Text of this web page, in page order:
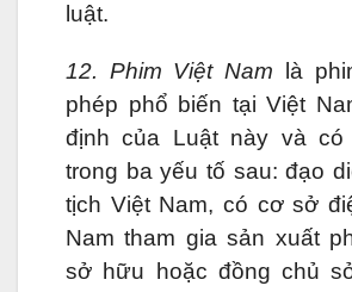
luật.
12. Phim Việt Nam là
phép phổ biến tại Việt
định của Luật này và
trong ba yếu tố sau: đạo
tịch Việt Nam, có cơ sở
Nam tham gia sản xuất
sở hữu hoặc đồng chủ